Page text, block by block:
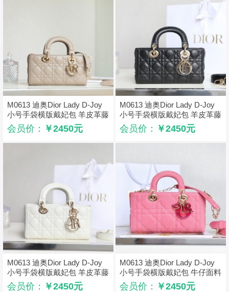
M0613 迪奥Dior Lady D-Joy
小号手袋横版戴妃包 羊皮革藤
格纹 杏色
会员价： ￥2450元
M0613 迪奥Dior Lady D-Joy
小号手袋横版戴妃包 羊皮革藤
格纹 黑色
会员价： ￥2450元
M0613 迪奥Dior Lady D-Joy
小号手袋横版戴妃包 羊皮革藤
格纹 奶白色
会员价： ￥2450元
M0613 迪奥Dior Lady D-Joy
小号手袋横版戴妃包 牛仔面料
超大藤格纹 粉色
会员价： ￥2450元